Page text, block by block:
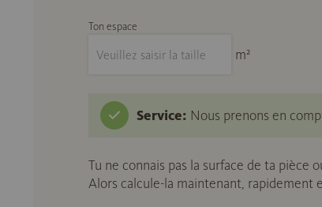
Ton espace
m²
Service: Nous prenons en
Tu ne connais pas la surface de ta pièce
Alors calcule-la maintenant, rapidement